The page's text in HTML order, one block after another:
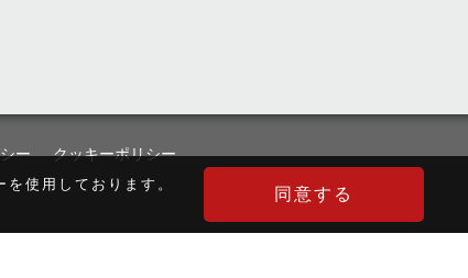
ー クッキーポリシー
使用しております。
同意する